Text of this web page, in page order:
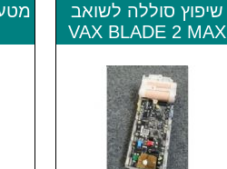
שיפוץ סוללה לשואב
VAX BLADE 2 MAX